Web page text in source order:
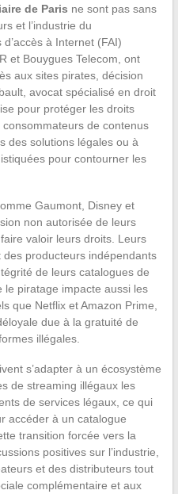
de Paris ne sont pas sans
et l’industrie du
à Internet (FAI)
et Bouygues Telecom, ont
aux sites pirates, décision
avocat spécialisé en droit
pour protéger les droits
de contenus
des solutions légales ou à
pour contourner les
Gaumont, Disney et
non autorisée de leurs
valoir leurs droits. Leurs
producteurs indépendants
de leurs catalogues de
piratage impacte aussi les
que Netflix et Amazon Prime,
due à la gratuité de
illégales.
s’adapter à un écosystème
de streaming illégaux les
de services légaux, ce qui
accéder à un catalogue
transition forcée vers la
positives sur l’industrie,
et des distributeurs tout
complémentaire et aux